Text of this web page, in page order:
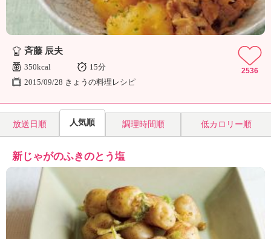
の
き
ょ
理
斉藤 辰夫
350kcal
15分
2015/09/28 きょうの料理レシピ
2536
放送日順 人気順 調理時間順 低カロリー順
新じゃがのふきのとう塩